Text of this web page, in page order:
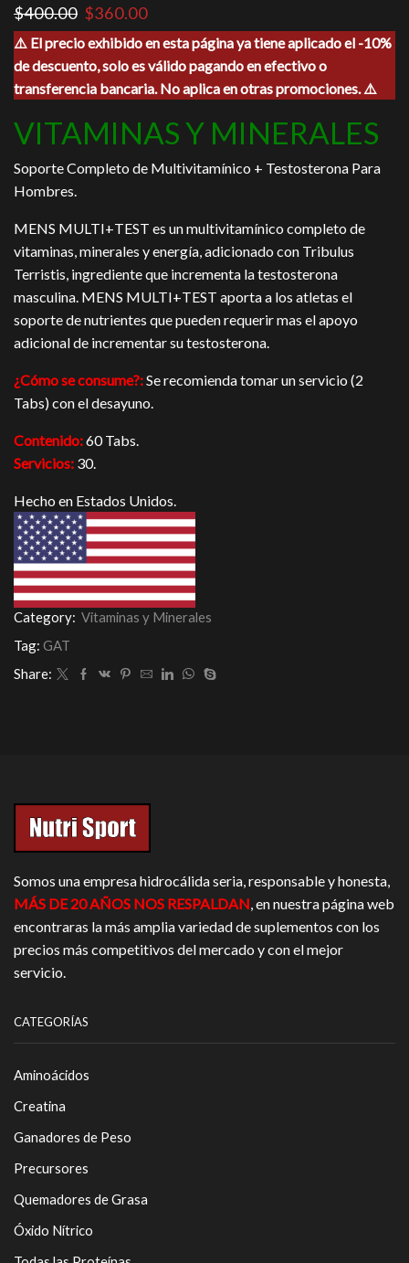
$400.00 El
precio
original
era:
$400.00.
$360.00El
precio
actual
es:
$360.00.
⚠️ El precio exhibido en esta página ya tiene aplicado el -10%
de descuento, solo es válido pagando en efectivo o
transferencia bancaria. No aplica en otras promociones. ⚠️
VITAMINAS Y MINERALES
Soporte Completo de Multivitamínico + Testosterona Para
Hombres.
MENS MULTI+TEST es un multivitamínico completo de
vitaminas, minerales y energía, adicionado con Tribulus
Terristis, ingrediente que incrementa la testosterona
masculina. MENS MULTI+TEST aporta a los atletas el
soporte de nutrientes que pueden requerir mas el apoyo
adicional de incrementar su testosterona.
¿Cómo se consume?:Se recomienda tomar un servicio (2
Tabs) con el desayuno.
Contenido:60 Tabs.
Servicios: 30.
Hecho en Estados Unidos.
Category: Vitaminas y Minerales
Tag: GAT
Share:
Somos una empresa hidrocálida seria, responsable y honesta,
MÁS DE 20 AÑOS NOS RESPALDAN, en nuestra página web
encontraras la más amplia variedad de suplementos con los
precios más competitivos del mercado y con el mejor
servicio.
CATEGORÍAS
Aminoácidos
Creatina
Ganadores de Peso
Precursores
Quemadores de Grasa
Óxido Nítrico